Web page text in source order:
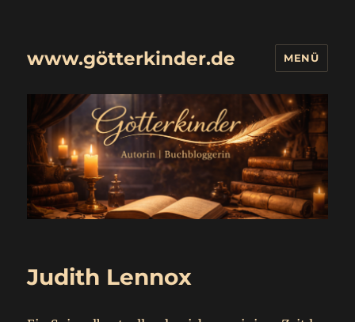
www.götterkinder.de MENÜ
Judith Lennox